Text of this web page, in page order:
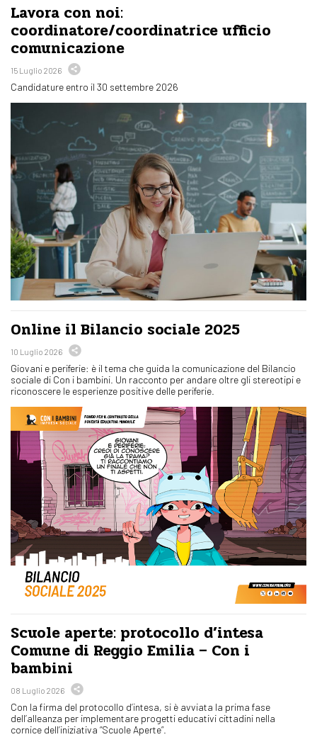
Lavora con noi:
coordinatore/coordinatrice ufficio
comunicazione
15 Luglio 2026
Candidature entro il 30 settembre 2026
Online il Bilancio sociale 2025
10 Luglio 2026
Giovani e periferie: è il tema che guida la comunicazione del Bilancio
sociale di Con i bambini. Un racconto per andare oltre gli stereotipi e
riconoscere le esperienze positive delle periferie.
Scuole aperte: protocollo d’intesa
Comune di Reggio Emilia – Con i
bambini
08 Luglio 2026
Con la firma del protocollo d’intesa, si è avviata la prima fase
dell’alleanza per implementare progetti educativi cittadini nella
cornice dell’iniziativa “Scuole Aperte”.